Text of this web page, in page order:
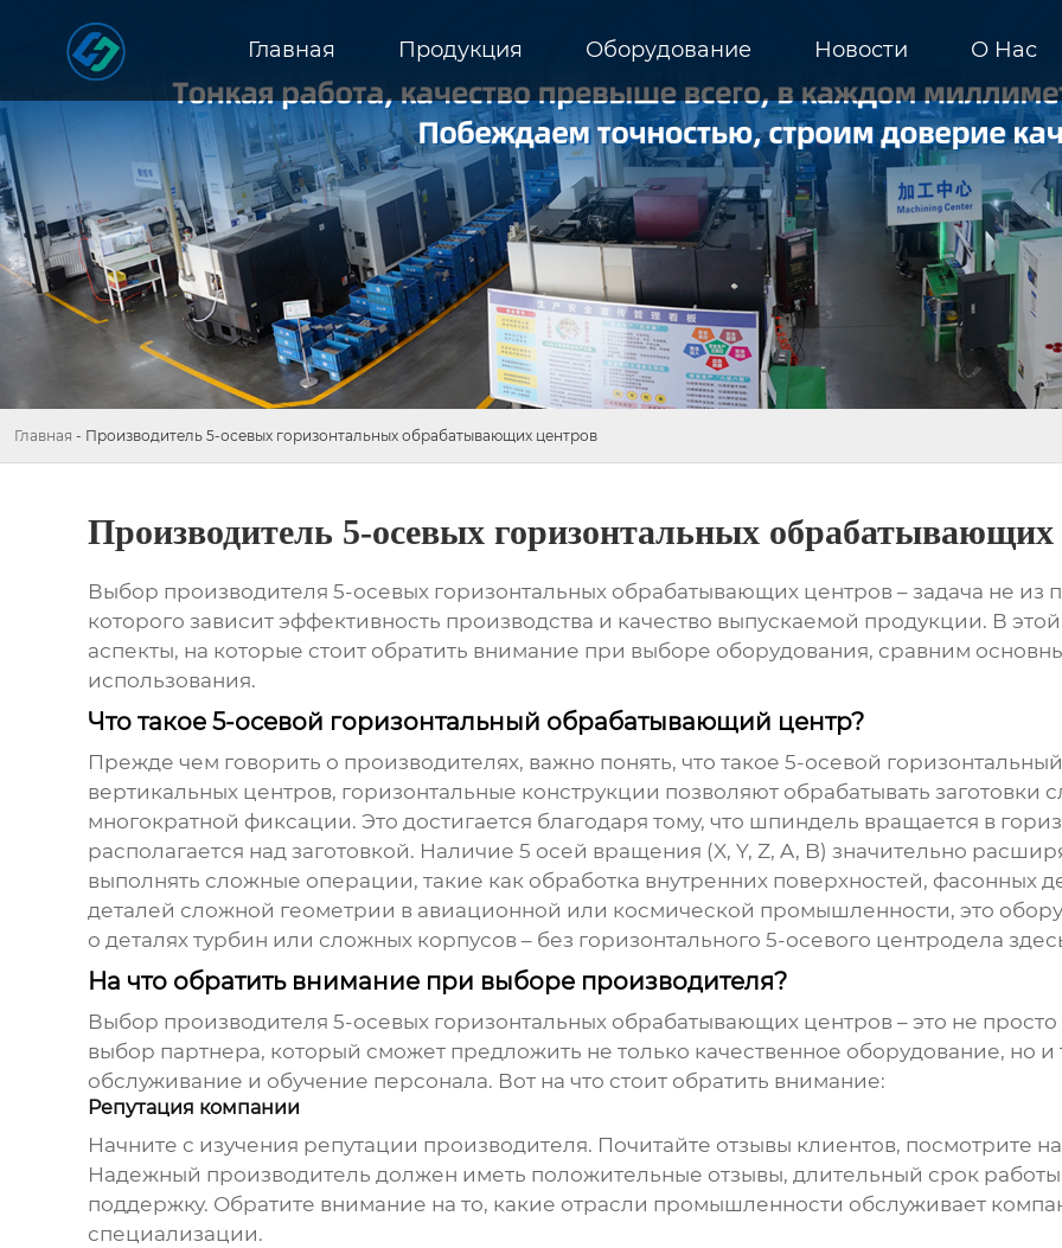
Главная Продукция Оборудование Новости О Hас
Главная - Производитель 5-осевых горизонтальных обрабатывающих центров
Производитель 5-осевых горизонтальных обрабатывающих
Выбор производителя 5-осевых горизонтальных обрабатывающих центров– задача не из
которого зависит эффективность производства и качество выпускаемой продукции. В
аспекты, на которые стоит обратить внимание при выборе оборудования, сравним
использования.
Что такое 5-осевой горизонтальный обрабатывающий центр?
Прежде чем говорить о производителях, важно понять, что такое 5-осевой
вертикальных центров, горизонтальные конструкции позволяют обрабатывать
многократной фиксации. Это достигается благодаря тому, что шпиндель вращается в
располагается над заготовкой. Наличие 5 осей вращения (X, Y, Z, A, B) значительно
выполнять сложные операции, такие как обработка внутренних поверхностей, фасонных
деталей сложной геометрии в авиационной или космической промышленности, это
о деталях турбин или сложных корпусов – без горизонтального 5-осевого центродела
На что обратить внимание при выборе производителя?
Выбор производителя 5-осевых горизонтальных обрабатывающих центров– это не
выбор партнера, который сможет предложить не только качественное оборудование, но
обслуживание и обучение персонала. Вот на что стоит обратить внимание:
Репутация компании
Начните с изучения репутации производителя. Почитайте отзывы клиентов, посмотрите
Надежный производитель должен иметь положительные отзывы, длительный срок
поддержку. Обратите внимание на то, какие отрасли промышленности обслуживает
специализации.